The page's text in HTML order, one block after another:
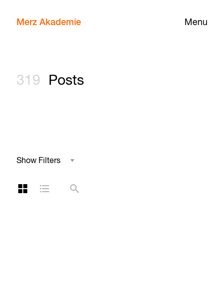
Menu
Merz Akademie
319 Posts
Show Filters
Field of Study
Grid LayoutList Layout